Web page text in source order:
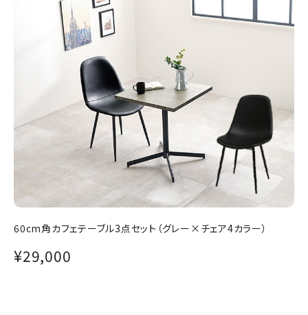
60cm角カフェテーブル3点セット（グレー×チェア4カラー）
¥29,000